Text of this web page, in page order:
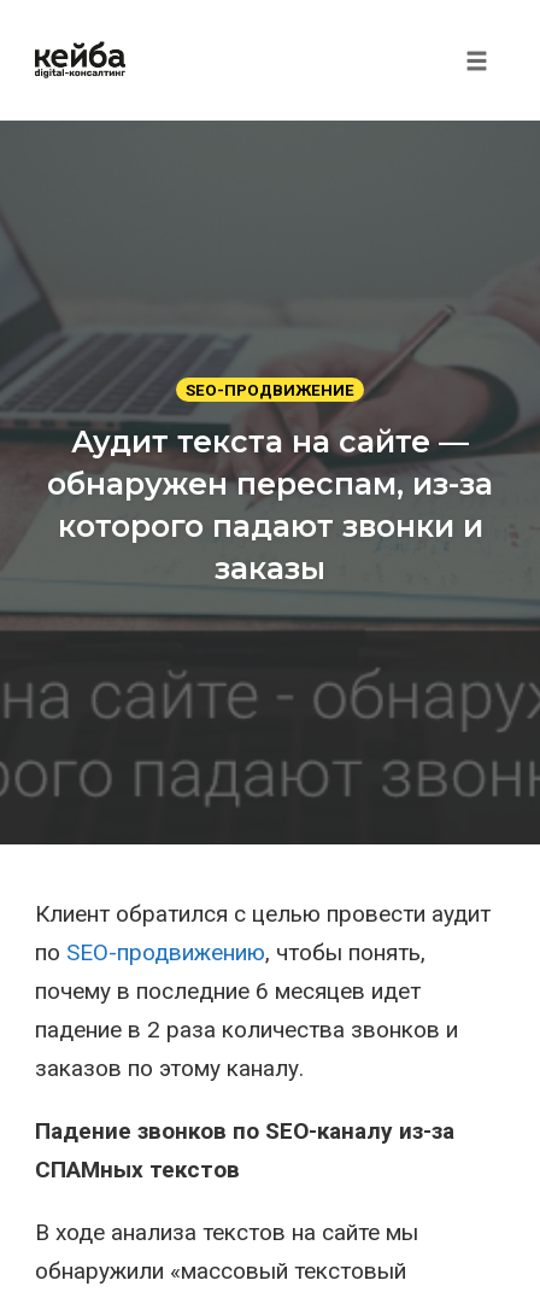
SEO-ПРОДВИЖЕНИЕ
Аудит текста на сайте —
обнаружен переспам, из-за
которого падают звонки и
заказы
Клиент обратился с целью провести аудит
по SEO-продвижению, чтобы понять,
почему в последние 6 месяцев идет
падение в 2 раза количества звонков и
заказов по этому каналу.
Падение звонков по SEO-каналу из-за
СПАМных текстов
В ходе анализа текстов на сайте мы
обнаружили «массовый текстовый